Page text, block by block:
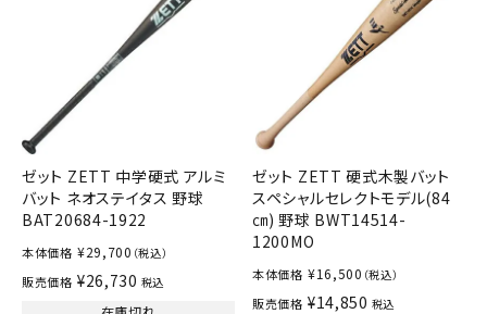
ゼット ZETT 中学硬式 アルミ
バット ネオステイタス 野球
BAT20684-1922
本体価格 ¥29,700 （税込）
販売価格 ¥26,730 税込
ゼット ZETT 硬式木製バット
スペシャルセレクトモデル(84
㎝) 野球 BWT14514-
1200MO
本体価格 ¥16,500 （税込）
販売価格 ¥14,850 税込